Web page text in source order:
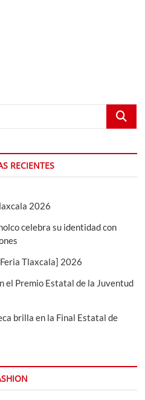
Buscar...
RECIENTES
2026
celebra su identidad con
Tlaxcala] 2026
el Premio Estatal de la Juventud
brilla en la Final Estatal de